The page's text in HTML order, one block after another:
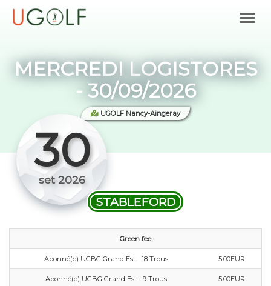
MERCREDI LOGISTORES
- 30/09/2026
UGOLF Nancy-Aingeray
30
set 2026
STABLEFORD
Green fee
Abonné(e) UGBG Grand Est - 18 Trous 5.00EUR
Abonné(e) UGBG Grand Est - 9 Trous 5.00EUR